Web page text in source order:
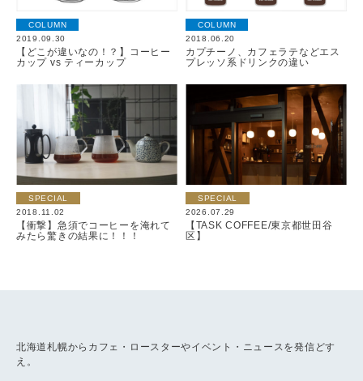
COLUMN
2019.09.30
【どこが違いなの！？】コーヒー
カップ vs ティーカップ
COLUMN
2018.06.20
カプチーノ、カフェラテなどエス
プレッソ系ドリンクの違い
SPECIAL
2018.11.02
【衝撃】急須でコーヒーを淹れて
みたら驚きの結果に！！！
SPECIAL
2026.07.29
【TASK COFFEE/東京都世田谷
区】
北海道札幌からカフェ・ロースターやイベント・ニュースを発信どす
え。